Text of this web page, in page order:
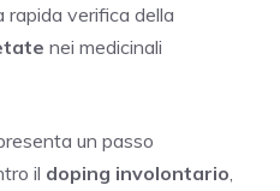
rapida verifica della
nei medicinali
un passo
il doping involontario